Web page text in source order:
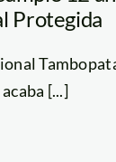
Protegida
[...]